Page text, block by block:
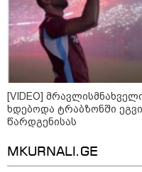
[VIDEO]
ხდებოდა ტრაბზონში
წარდგენისას
MKURNALI.GE